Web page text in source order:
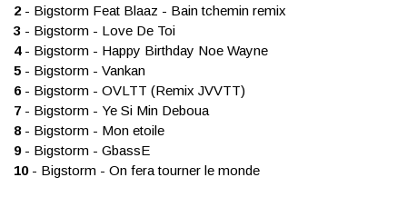
2 - Bigstorm Feat Blaaz - Bain tchemin remix
3 - Bigstorm - Love De Toi
4- Bigstorm - Happy Birthday Noe Wayne
5 - Bigstorm - Vankan
6- Bigstorm - OVLTT (Remix JVVTT)
7 - Bigstorm - Ye Si Min Deboua
8- Bigstorm - Mon etoile
9- Bigstorm - GbassE
10- Bigstorm - On fera tourner le monde